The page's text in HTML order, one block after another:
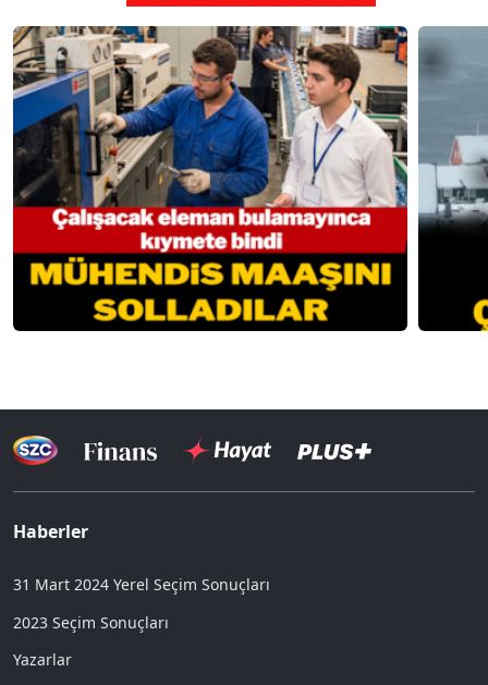
Haberler
31 Mart 2024 Yerel Seçim Sonuçları
2023 Seçim Sonuçları
Yazarlar